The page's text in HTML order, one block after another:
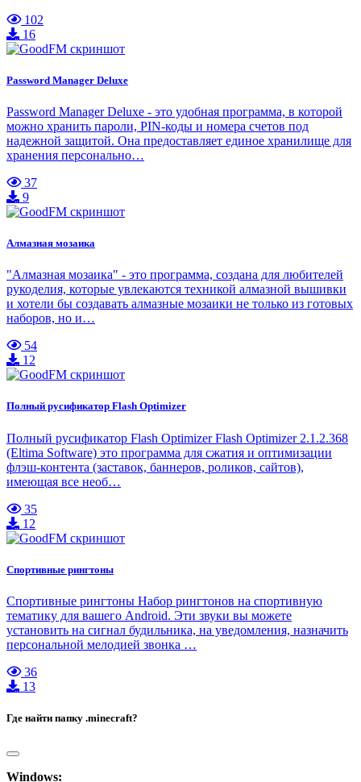
102
16
Password Manager Deluxe
Password Manager Deluxe - это удобная программа, в которой
можно хранить пароли, PIN-коды и номера счетов под
надежной защитой. Она предоставляет единое хранилище для
хранения персонально…
37
9
Алмазная мозаика
"Алмазная мозаика" - это программа, создана для любителей
рукоделия, которые увлекаются техникой алмазной вышивки
и хотели бы создавать алмазные мозаики не только из готовых
наборов, но и…
54
12
Полный русификатор Flash Optimizer
Полный русификатор Flash Optimizer Flash Optimizer 2.1.2.368
(Eltima Software) это программа для сжатия и оптимизации
флэш-контента (заставок, баннеров, роликов, сайтов),
имеющая все необ…
35
12
Спортивные рингтоны
Спортивные рингтоны Набор рингтонов на спортивную
тематику для вашего Android. Эти звуки вы можете
установить на сигнал будильника, на уведомления, назначить
персональной мелодией звонка …
36
13
Где найти папку .minecraft?
Windows: